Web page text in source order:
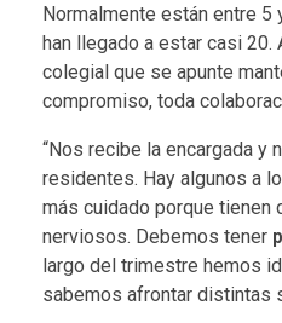
Normalmente están entre 5
han llegado a estar casi 20.
colegial que se apunte
compromiso, toda
“Nos recibe la encargada y
residentes. Hay algunos a
más cuidado porque tienen
nerviosos. Debemos tener
largo del trimestre hemos
sabemos afrontar distintas